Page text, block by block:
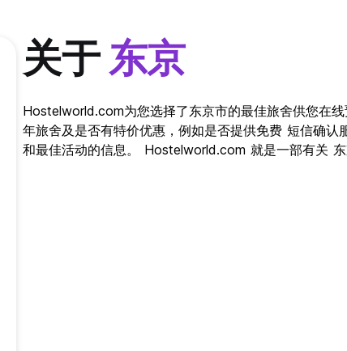
关于东京
Hostelworld.com为您选择了东京市的最佳旅舍供您在
年旅舍及是否有特价优惠，例如是否提供免费 短信确
和最佳活动的信息。 Hostelworld.com 就是一部有关